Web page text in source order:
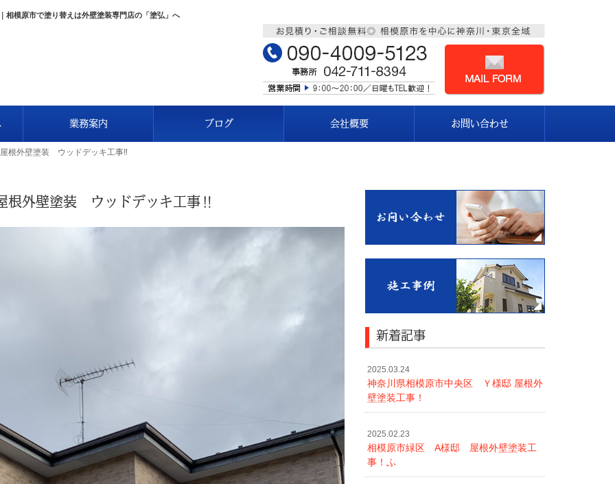
模原市で塗り替えは外壁塗装専門店の「塗弘」へ
業務案内 ブログ 会社概要 お問い合わせ
根外壁塗装 ウッドデッキ工事‼️
外壁塗装 ウッドデッキ工事‼️
新着記事
2025.03.24
神奈川県相模原市中央区 Ｙ様邸 屋根外
壁塗装工事！
2025.02.23
相模原市緑区 A様邸 屋根外壁塗装工
事！ふ